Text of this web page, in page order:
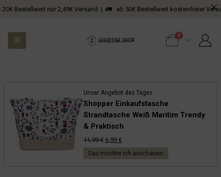
nur 2,49€ Versand | 🚛 ab 50€ Bestellwert kostenfreier Versand
0
Unser Angebot des Tages
Shopper Einkaufstasche
Strandtasche Weiß Maritim Trendy
& Praktisch
11,99€ Ursprünglicher
Preis
6,99 €Aktueller
Preis
Das möchte ich anschauen